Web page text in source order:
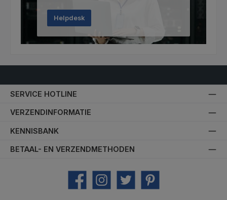
Helpdesk
SERVICE HOTLINE
VERZENDINFORMATIE
KENNISBANK
BETAAL- EN VERZENDMETHODEN
Facebook Instagram Twitter Pinterest